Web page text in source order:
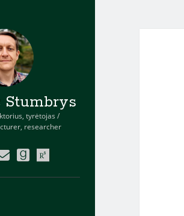
Stumbrys
tyrėtojas /
researcher
emailgoodreads
researchgate